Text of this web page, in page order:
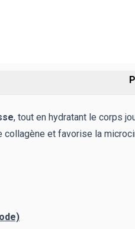
, tout en hydratant le corps
collagène et favorise la